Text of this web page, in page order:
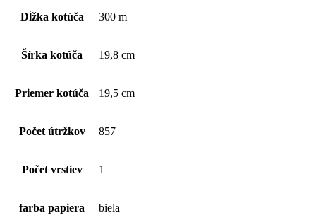
vrstvový,
Dĺžka kotúča 300 m
Šírka kotúča 19,8 cm
Priemer kotúča 19,5 cm
Počet útržkov 857
Počet vrstiev 1
farba papiera biela